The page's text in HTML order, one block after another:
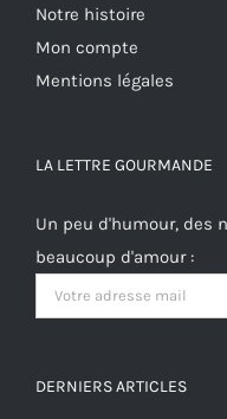
Notre histoire
Mon compte
Mentions légales
LA LETTRE GOURMANDE
Un peu d'humour, des
beaucoup d'amour :
DERNIERS ARTICLES